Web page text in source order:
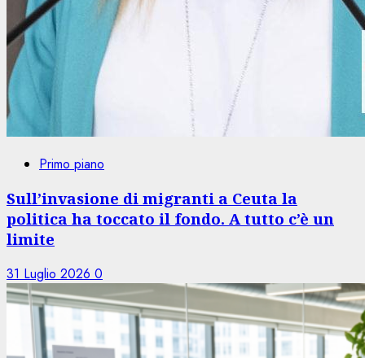
Primo piano
Sull’invasione di migranti a Ceuta la
politica ha toccato il fondo. A tutto c’è un
limite
31 Luglio 2026 0